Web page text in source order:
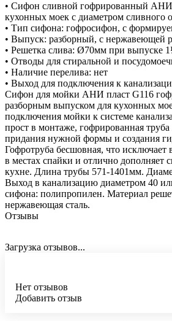
• Сифон сливной гофрированный АНИ
кухонных моек с диаметром сливного
• Тип сифона: гофросифон, с
• Выпуск: разборный, с нержавеющей
• Решетка слива: Ø70мм при выпуске
• Отводы для стиральной и
• Наличие перелива: нет
• Выход для подключения к
Сифон для мойки АНИ пласт G116
разборным выпуском для кухонных
подключения мойки к системе
прост в монтаже, гофрированная труба
придания нужной формы и создания
Гофротруба бесшовная, что исключает
в местах спайки и отлично дополняет
кухне. Длина трубы 571-1401мм.
Выход в канализацию диаметром 40
сифона: полипропилен. Материал
нержавеющая сталь.
Отзывы
Загрузка отзывов...
Нет отзывов
Добавить отзыв